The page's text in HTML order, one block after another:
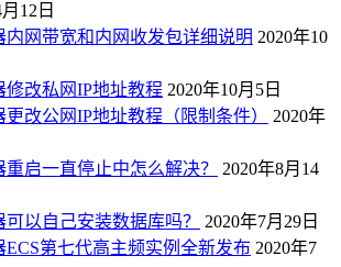
12日
内网带宽和内网收发包详细说明 2020年10
修改私网IP地址教程 2020年10月5日
更改公网IP地址教程（限制条件）
2020年
重启一直停止中怎么解决？
2020年8月14
可以自己安装数据库吗？
2020年7月29日
ECS第七代高主频实例全新发布 2020年7